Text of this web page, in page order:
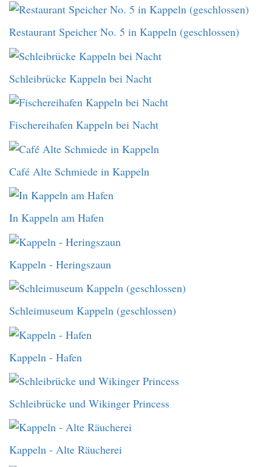
Restaurant Speicher No. 5 in Kappeln (geschlossen)
Schleibrücke Kappeln bei Nacht
Fischereihafen Kappeln bei Nacht
Café Alte Schmiede in Kappeln
In Kappeln am Hafen
Kappeln - Heringszaun
Schleimuseum Kappeln (geschlossen)
Kappeln - Hafen
Schleibrücke und Wikinger Princess
Kappeln - Alte Räucherei